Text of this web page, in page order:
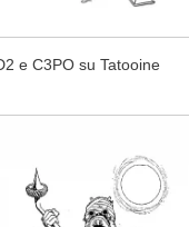
e C3PO su Tatooine